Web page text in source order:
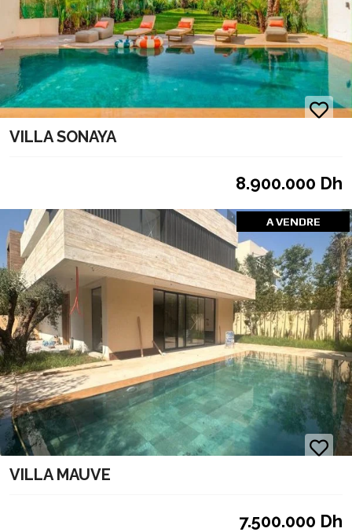
VILLA SONAYA
8.900.000 Dh
A VENDRE
VILLA MAUVE
7.500.000 Dh